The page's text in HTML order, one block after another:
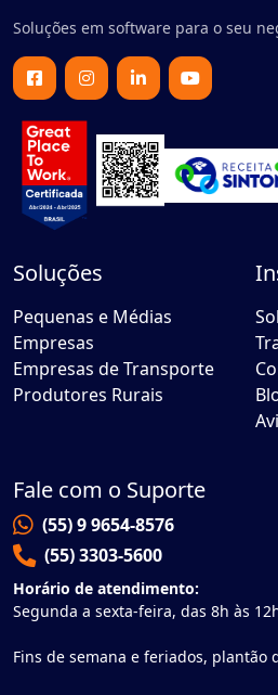
Soluções em software para o seu
Soluções
Pequenas e Médias
Empresas
Empresas de Transporte
Produtores Rurais
Fale com o Suporte
(55) 9 9654-8576
(55) 3303-5600
Horário de atendimento:
Segunda a sexta-feira, das 8h às
Fins de semana e feriados, plantão